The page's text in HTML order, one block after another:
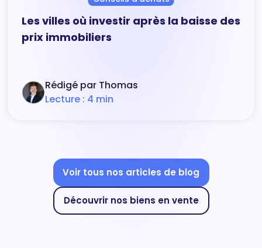
Les villes où investir après la baisse des
prix immobiliers
Rédigé par Thomas
Lecture : 4 min
Voir tous nos articles de blog
Découvrir nos biens en vente